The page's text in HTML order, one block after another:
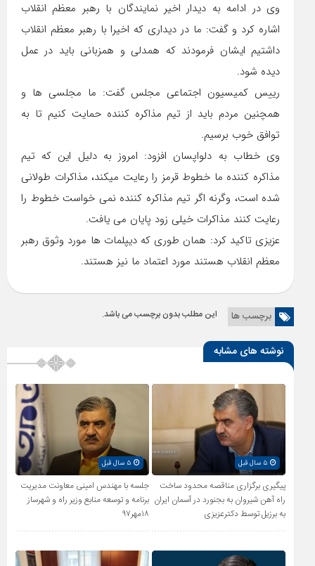
وی در ادامه به دیدار اخیر نمایندگان با رهبر معظم انقلاب
اشاره کرد و گفت: ما در دیداری که اخیرا با رهبر معظم انقلاب
داشتیم ایشان فرمودند که همدلی و همزبانی باید در عمل
دیده شود.
رییس کمیسیون اجتماعی مجلس گفت: ما مجلسی ها و
همچنین مردم باید از تیم مذاکره کننده حمایت کنیم تا به
توافق خوب برسیم.
وی خطاب به دلواپسان افزود: امروز به دلیل این که تیم
مذاکره کننده ما خطوط قرمز را رعایت میکند، مذاکرات طولانی
شده است، وگرنه اگر تیم مذاکره کننده نمی خواست خطوط را
رعایت کنند مذاکرات خیلی زود پایان می یافت.
عزیزی تاکید کرد: همان طوری که دیپلمات ها مورد وثوق رهبر
معظم انقلاب هستند مورد اعتماد ما نیز هستند.
برچسب ها این مطلب بدون برچسب می باشد.
نوشته های مشابه
۵ سال قبل
پیگیری برگزاری مناقصه محدود ساخت
راه آهن شیروان به بجنورد در آسمان ایران
به برزیل توسط دکترعزیزی
۵ سال قبل
جلسه با مهندس امینی معاونت مدیریت
برنامه و توسعه منابع وزیر راه و شهرساز
۱۸مهر۹۷